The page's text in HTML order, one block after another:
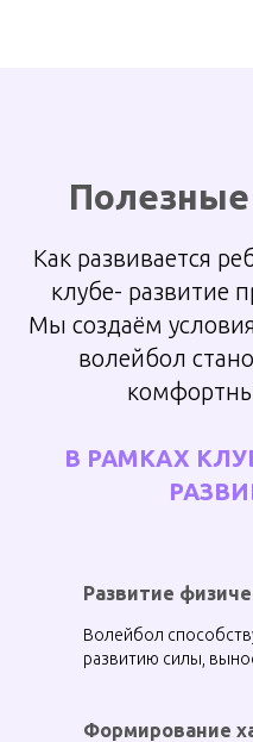
Как развивается
клубе- развитие
Мы создаём
волейбол
В РАМКАХ
Развитие
Волейбол
развитию силы,
Формирование